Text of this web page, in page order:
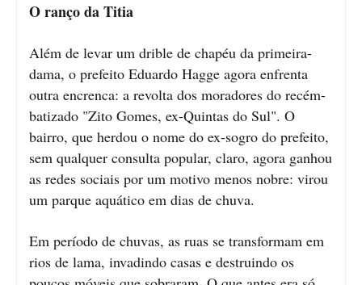
O ranço da Titia
Além de levar um drible de chapéu da primeira-
dama, o prefeito Eduardo Hagge agora enfrenta
outra encrenca: a revolta dos moradores do recém-
batizado "Zito Gomes, ex-Quintas do Sul". O
bairro, que herdou o nome do ex-sogro do prefeito,
sem qualquer consulta popular, claro, agora ganhou
as redes sociais por um motivo menos nobre: virou
um parque aquático em dias de chuva.
Em período de chuvas, as ruas se transformam em
rios de lama, invadindo casas e destruindo os